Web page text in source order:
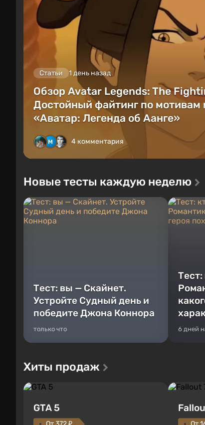
Статьи 1 день назад
Обзор Avatar Legends: The
Достойный файтинг по мотивам
«Аватар: Легенда об Аанге»
4 комментария
Новые тесты каждую неделю
Тест: вы — Скайнет.
Устройте Судный день и
победите Джона Коннора
только что
Тест:
6 дней
Хиты продаж
GTA 5